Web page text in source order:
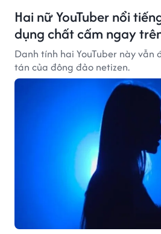
Hai nữ YouTuber nổi
dụng chất cấm ngay
Danh tính hai YouTuber này vẫn
tán của đông đảo netizen.